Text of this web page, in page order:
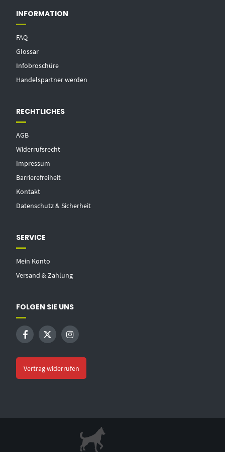
INFORMATION
FAQ
Glossar
Infobroschüre
Handelspartner werden
RECHTLICHES
AGB
Widerrufsrecht
Impressum
Barrierefreiheit
Kontakt
Datenschutz & Sicherheit
SERVICE
Mein Konto
Versand & Zahlung
FOLGEN SIE UNS
Vertrag widerrufen